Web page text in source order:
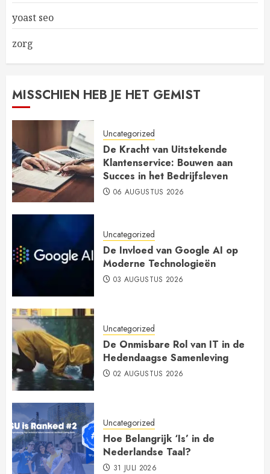
yoast seo
zorg
MISSCHIEN HEB JE HET GEMIST
Uncategorized
De Kracht van Uitstekende
Klantenservice: Bouwen aan
Succes in het Bedrijfsleven
06 AUGUSTUS 2026
Uncategorized
De Invloed van Google AI op
Moderne Technologieën
03 AUGUSTUS 2026
Uncategorized
De Onmisbare Rol van IT in de
Hedendaagse Samenleving
02 AUGUSTUS 2026
Uncategorized
Hoe Belangrijk ‘Is’ in de
Nederlandse Taal?
31 JULI 2026